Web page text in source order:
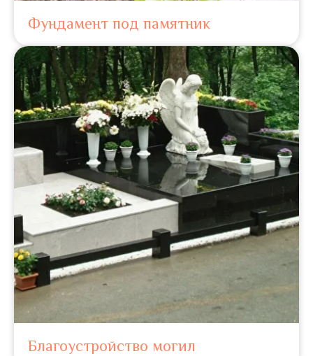
Фундамент под памятник
Благоустройство могил